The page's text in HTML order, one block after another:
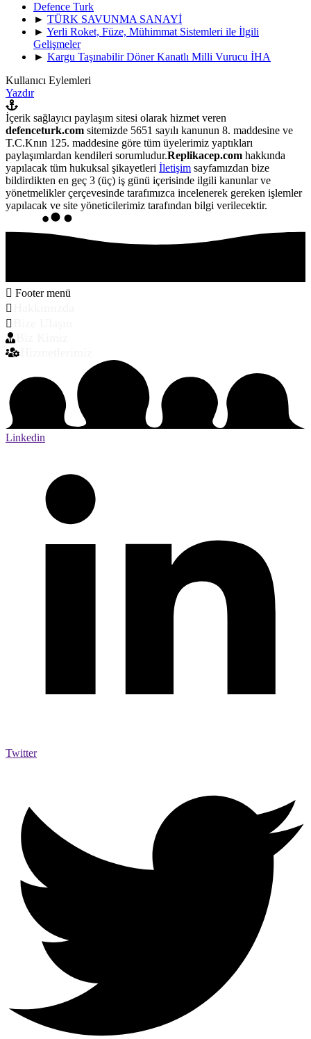
Defence Turk
► TÜRK SAVUNMA SANAYİ
► Yerli Roket, Füze, Mühimmat Sistemleri ile İlgili
Gelişmeler
► Kargu Taşınabilir Döner Kanatlı Milli Vurucu İHA
Kullanıcı Eylemleri
Yazdır
İçerik sağlayıcı paylaşım sitesi olarak hizmet veren
defenceturk.com sitemizde 5651 sayılı kanunun 8. maddesine ve
T.C.Knın 125. maddesine göre tüm üyelerimiz yaptıkları
paylaşımlardan kendileri sorumludur.Replikacep.com hakkında
yapılacak tüm hukuksal şikayetleri İletişim sayfamızdan bize
bildirdikten en geç 3 (üç) iş günü içerisinde ilgili kanunlar ve
yönetmelikler çerçevesinde tarafımızca incelenerek gereken işlemler
yapılacak ve site yöneticilerimiz tarafından bilgi verilecektir.
Footer menü
Linkedin
Twitter